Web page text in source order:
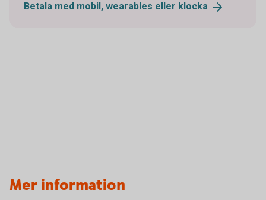
Betala med mobil, wearables eller klocka
Mer information